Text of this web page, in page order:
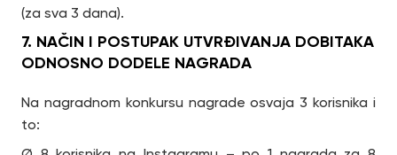
(za sva 3 dana).
7. NAČIN I POSTUPAK UTVRĐIVANJA DOBITAKA
ODNOSNO DODELE NAGRADA
Na nagradnom konkursu nagrade osvaja 3 korisnika i
to: